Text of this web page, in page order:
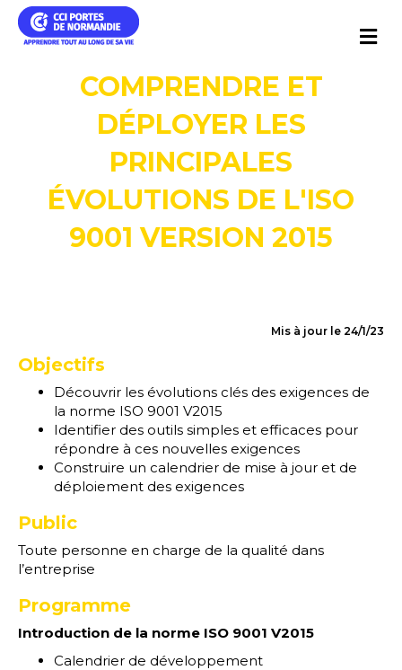
COMPRENDRE ET
DÉPLOYER LES
PRINCIPALES
ÉVOLUTIONS DE L'ISO
9001 VERSION 2015
Mis à jour le 24/1/23
Objectifs
Découvrir les évolutions clés des exigences de
la norme ISO 9001 V2015
Identifier des outils simples et efficaces pour
répondre à ces nouvelles exigences
Construire un calendrier de mise à jour et de
déploiement des exigences
Public
Toute personne en charge de la qualité dans
l’entreprise
Programme
Introduction de la norme ISO 9001 V2015
Calendrier de développement